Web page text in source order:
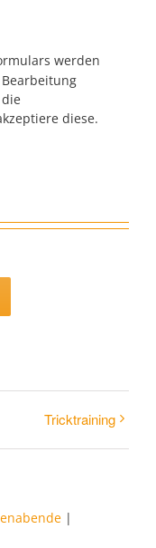
werden
diese.
Tricktraining
|